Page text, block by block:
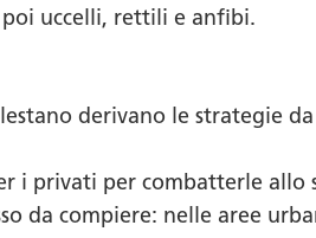
poi uccelli, rettili e anfibi.
derivano le strategie
i privati per combatterle allo
da compiere: nelle aree